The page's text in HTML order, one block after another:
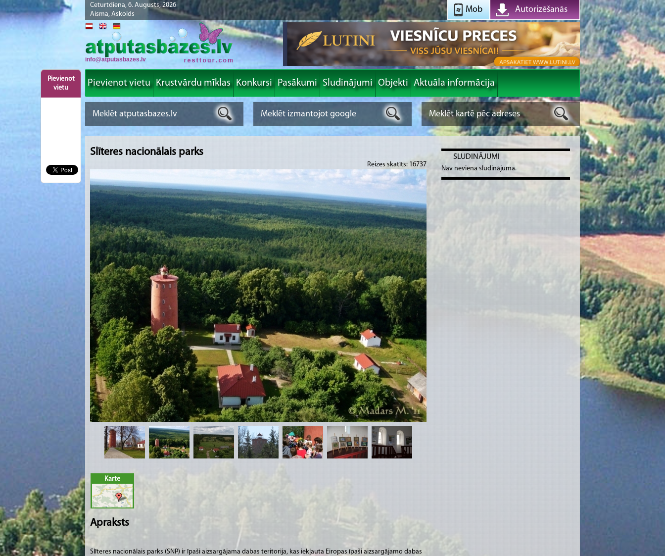
Ceturtdiena, 6. Augusts, 2026
Aisma, Askolds
Autorizēšanās
Mob
Pievienot
vietu
info@atputasbazes.lv
Pievienot vietu Krustvārdu mīklas Konkursi Pasākumi Sludinājumi Objekti Aktuāla informācija
Slīteres nacionālais parks
Reizes skatīts: 16737
Karte
Apraksts
Slīteres nacionālais parks (SNP) ir īpaši aizsargājama dabas teritorija, kas iekļauta Eiropas īpaši aizsargājamo dabas
SLUDINĀJUMI
Nav neviena sludinājuma.